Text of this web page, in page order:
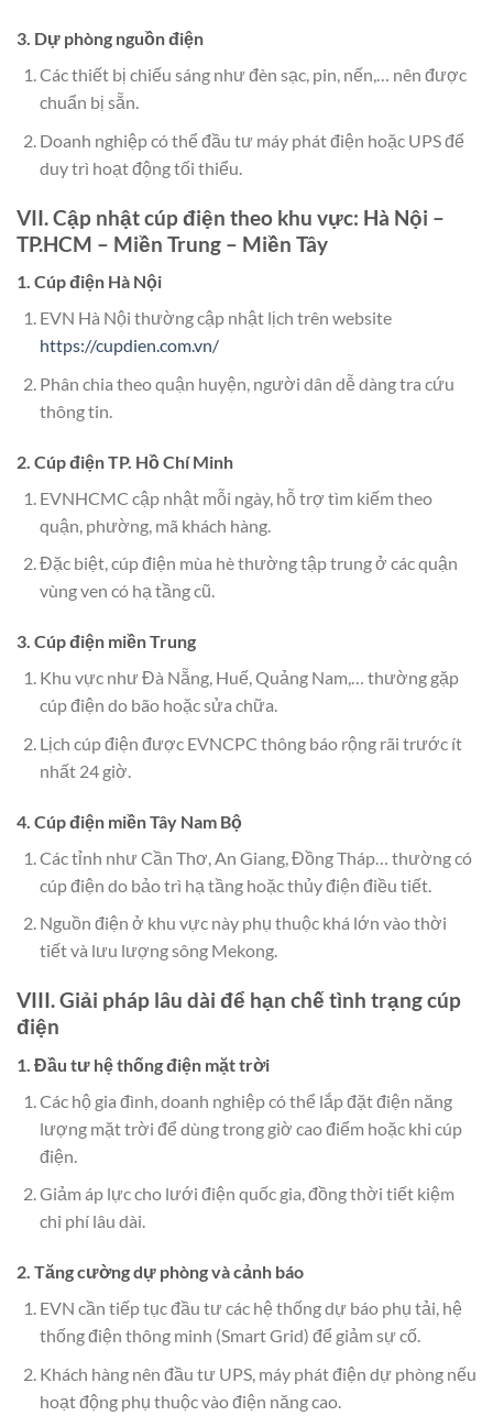
3. Dự phòng nguồn điện
Các thiết bị chiếu sáng như đèn sạc, pin, nến,… nên được
chuẩn bị sẵn.
Doanh nghiệp có thể đầu tư máy phát điện hoặc UPS để
duy trì hoạt động tối thiểu.
VII. Cập nhật cúp điện theo khu vực: Hà Nội –
TP.HCM – Miền Trung – Miền Tây
1. Cúp điện Hà Nội
EVN Hà Nội thường cập nhật lịch trên website
https://cupdien.com.vn/
Phân chia theo quận huyện, người dân dễ dàng tra cứu
thông tin.
2. Cúp điện TP. Hồ Chí Minh
EVNHCMC cập nhật mỗi ngày, hỗ trợ tìm kiếm theo
quận, phường, mã khách hàng.
Đặc biệt, cúp điện mùa hè thường tập trung ở các quận
vùng ven có hạ tầng cũ.
3. Cúp điện miền Trung
Khu vực như Đà Nẵng, Huế, Quảng Nam,… thường gặp
cúp điện do bão hoặc sửa chữa.
Lịch cúp điện được EVNCPC thông báo rộng rãi trước ít
nhất 24 giờ.
4. Cúp điện miền Tây Nam Bộ
Các tỉnh như Cần Thơ, An Giang, Đồng Tháp… thường có
cúp điện do bảo trì hạ tầng hoặc thủy điện điều tiết.
Nguồn điện ở khu vực này phụ thuộc khá lớn vào thời
tiết và lưu lượng sông Mekong.
VIII. Giải pháp lâu dài để hạn chế tình trạng cúp
điện
1. Đầu tư hệ thống điện mặt trời
Các hộ gia đình, doanh nghiệp có thể lắp đặt điện năng
lượng mặt trời để dùng trong giờ cao điểm hoặc khi cúp
điện.
Giảm áp lực cho lưới điện quốc gia, đồng thời tiết kiệm
chi phí lâu dài.
2. Tăng cường dự phòng và cảnh báo
EVN cần tiếp tục đầu tư các hệ thống dự báo phụ tải, hệ
thống điện thông minh (Smart Grid) để giảm sự cố.
Khách hàng nên đầu tư UPS, máy phát điện dự phòng nếu
hoạt động phụ thuộc vào điện năng cao.